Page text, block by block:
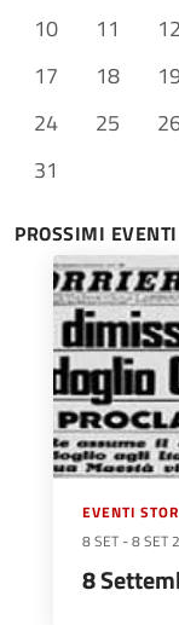
10
11 12
17
18 19
24
25
31
PROSSIMI EVENTI
EVENTI
8 SET -8 SET
8